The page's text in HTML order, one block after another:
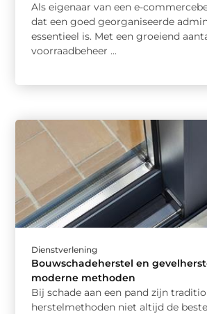
Als eigenaar van een e-
dat een goed georganiseerde
essentieel is. Met een groeiend
voorraadbeheer ...
Dienstverlening
Bouwschadeherstel en
moderne methoden
Bij schade aan een pand zijn
herstelmethoden niet altijd de